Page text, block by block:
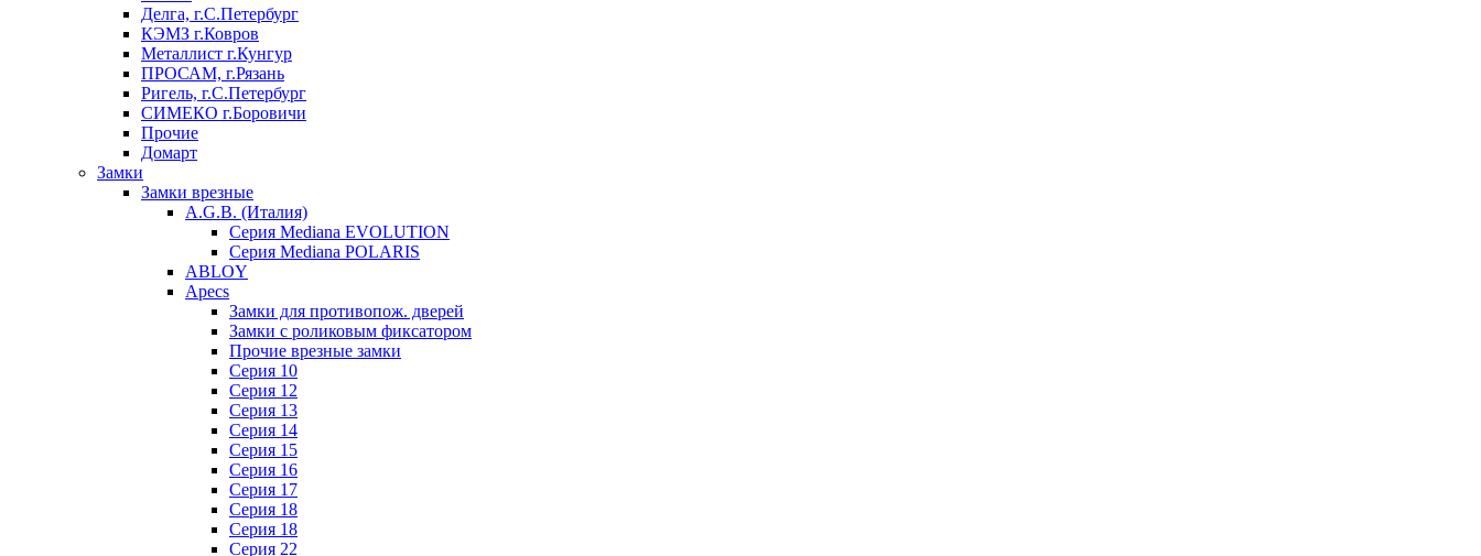
Делга, г.С.Петербург
КЭМЗ г.Ковров
Металлист г.Кунгур
ПРОСАМ, г.Рязань
Ригель, г.С.Петербург
СИМЕКО г.Боровичи
Прочие
Домарт
Замки
Замки врезные
A.G.B. (Италия)
Серия Mediana EVOLUTION
Серия Mediana POLARIS
ABLOY
Apecs
Замки для противопож. дверей
Замки с роликовым фиксатором
Прочие врезные замки
Серия 10
Серия 12
Серия 13
Серия 14
Серия 15
Серия 16
Серия 17
Серия 18
Серия 18
Серия 22